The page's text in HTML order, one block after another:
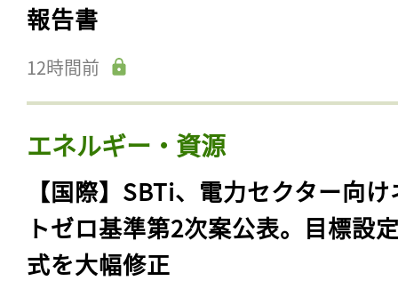
報告書
12時間前
エネルギー・資源
【国際】SBTi、電力セクター向
トゼロ基準第2次案公表。目標設
式を大幅修正